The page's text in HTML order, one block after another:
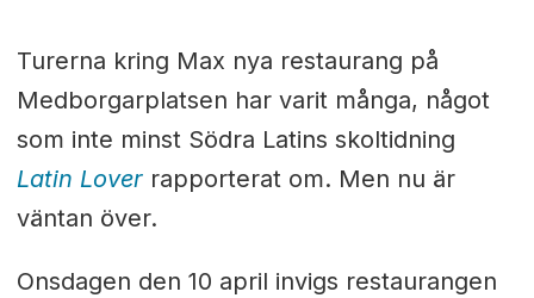
Turerna kring Max nya restaurang på
Medborgarplatsen har varit många, något
som inte minst Södra Latins skoltidning
Latin Lover rapporterat om. Men nu är
väntan över.
Onsdagen den 10 april invigs restaurangen